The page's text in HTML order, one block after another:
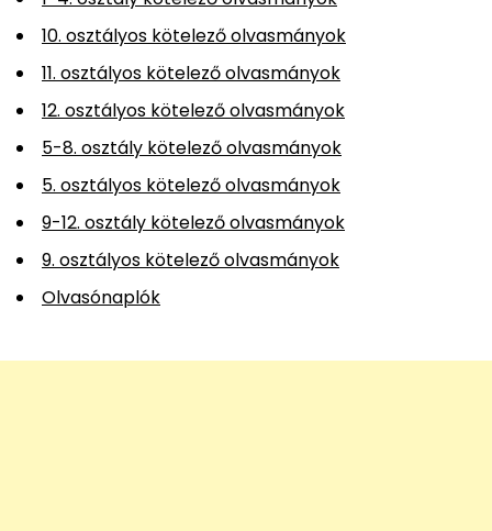
10. osztályos kötelező olvasmányok
11. osztályos kötelező olvasmányok
12. osztályos kötelező olvasmányok
5-8. osztály kötelező olvasmányok
5. osztályos kötelező olvasmányok
9-12. osztály kötelező olvasmányok
9. osztályos kötelező olvasmányok
Olvasónaplók